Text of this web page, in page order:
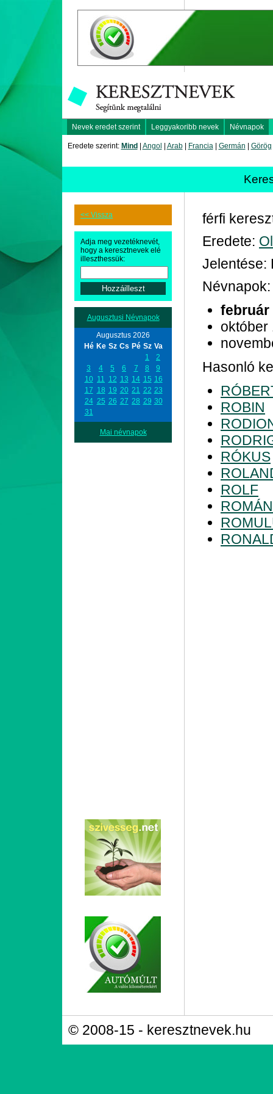
Nevek eredet szerint Leggyakoribb nevek Névnapok
Eredete szerint: Mind Angol Arab| Francia| Germán Görög
<< Vissza
Adja meg vezetéknevét,
hogy a keresztnevek elé
illeszthessük:
Augusztusi Névnapok
Augusztus 2026
Hé Ke Sz Cs Pé Sz Va
1
2
3
4 5 6 7 8
9
10 11 12 13 14 15 16
17 18 19 20 21 22 23
24 25 26 27 28 29 30
31
Mai névnapok
férfi
Eredete:
Jelentése:
Névnapok:
február
október
Hasonló
ROBIN
RÓKUS
ROLF
ROMÁN
© 2008-15 - keresztnevek.hu